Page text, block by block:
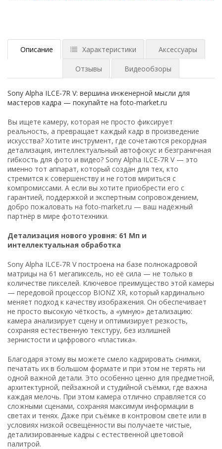
Описание Характеристики Аксессуары
Отзывы Видеообзоры
Sony Alpha ILCE‑7R V: вершина инженерной мысли для
мастеров кадра — покупайте на foto-market.ru
Вы ищете камеру, которая не просто фиксирует
реальность, а превращает каждый кадр в произведение
искусства? Хотите инструмент, где сочетаются рекордная
детализация, интеллектуальный автофокус и безграничная
гибкость для фото и видео? Sony Alpha ILCE‑7R V — это
именно тот аппарат, который создан для тех, кто
стремится к совершенству и не готов мириться с
компромиссами. А если вы хотите приобрести его с
гарантией, поддержкой и экспертным сопровождением,
добро пожаловать на foto-market.ru — ваш надёжный
партнёр в мире фототехники.
Детализация нового уровня: 61 Мп и
интеллектуальная обработка
Sony Alpha ILCE‑7R V построена на базе полнокадровой
матрицы на 61 мегапиксель, но её сила — не только в
количестве пикселей. Ключевое преимущество этой камеры
— передовой процессор BIONZ XR, который кардинально
меняет подход к качеству изображения. Он обеспечивает
не просто высокую чёткость, а «умную» детализацию:
камера анализирует сцену и оптимизирует резкость,
сохраняя естественную текстуру, без излишней
зернистости и цифрового «пластика».
Благодаря этому вы можете смело кадрировать снимки,
печатать их в большом формате и при этом не терять ни
одной важной детали. Это особенно ценно для предметной,
архитектурной, пейзажной и студийной съёмки, где важна
каждая мелочь. При этом камера отлично справляется со
сложными сценами, сохраняя максимум информации в
светах и тенях. Даже при съёмке в контровом свете или в
условиях низкой освещённости вы получаете чистые,
детализированные кадры с естественной цветовой
палитрой.